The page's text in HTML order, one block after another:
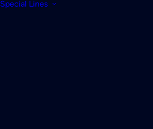
Special Lines